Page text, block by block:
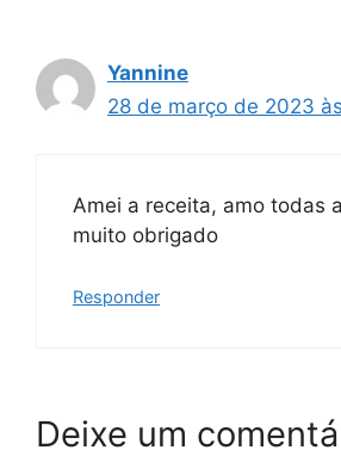
Yannine
28 de março de 2023
Amei a receita, amo todas
muito obrigado
Responder
Deixe um